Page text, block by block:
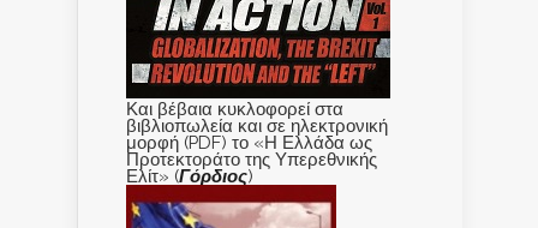
Και βέβαια κυκλοφορεί στα
βιβλιοπωλεία και σε ηλεκτρονική
μορφή (PDF) το «Η Ελλάδα ως
Προτεκτοράτο της Υπερεθνικής
Ελίτ» (Γόρδιος)